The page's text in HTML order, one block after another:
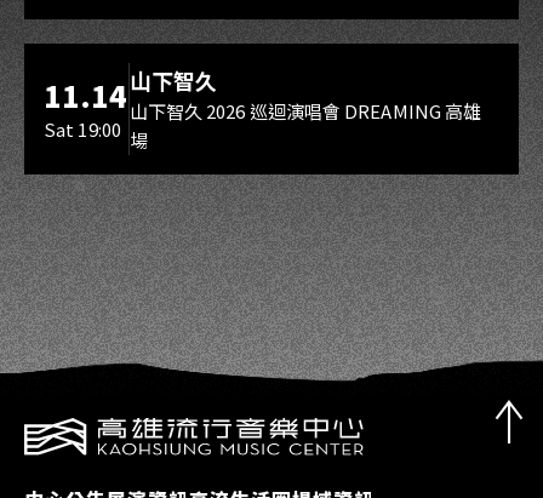
11.14
Sat 19:00
山下智久
山下智久 2026 巡迴演唱會 DREAMING 高雄
場